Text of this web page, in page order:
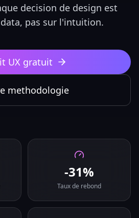
decision de design est
pas sur l'intuition.
UX gratuit
methodologie
-31%
Taux de rebond